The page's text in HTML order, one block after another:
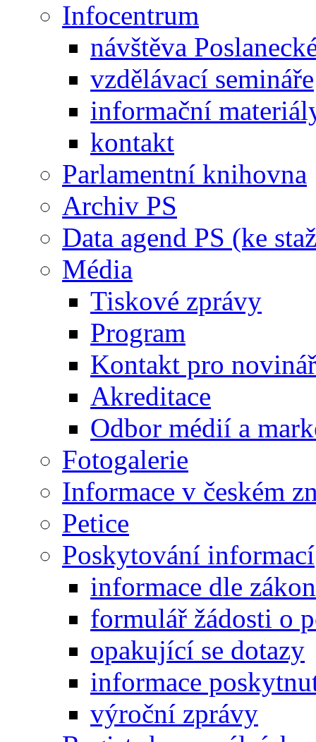
Infocentrum
návštěva
vzdělávací semináře
informační
kontakt
Parlamentní knihovna
Archiv PS
Data agend PS (ke
Média
Tiskové zprávy
Program
Kontakt pro
Akreditace
Odbor médií a
Fotogalerie
Informace v českém
Petice
Poskytování informací
informace dle
formulář žádosti o
opakující se dotazy
informace
výroční zprávy